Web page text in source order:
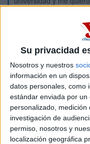
Su privacidad
Nosotros y nuestros
información en un
datos personales, como
estándar enviada por
personalizado, medición
investigación de
permiso, nosotros y
localización geográfica
asignaturas de
segundo? O tendría
terminar el primer
antemano.
Inicio
Etiquetas: La